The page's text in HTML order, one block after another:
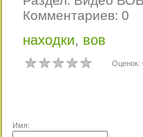
Комментариев: 0
находки, вов
Оценок:
Имя: